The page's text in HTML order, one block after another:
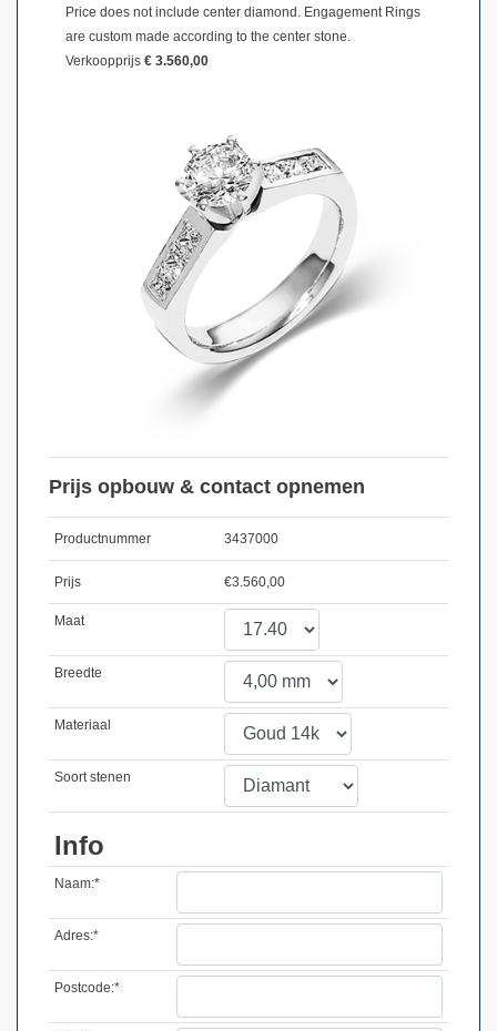
Price does not include center diamond. Engagement Rings
are custom made according to the center stone.
Verkoopprijs € 3.560,00
Prijs opbouw & contact opnemen
Productnummer 3437000
Prijs €3.560,00
Maat
Breedte
Materiaal
Soort stenen
Info
Naam:*
Adres:*
Postcode:*